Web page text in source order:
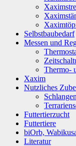
Selbstbaubedarf
Messen und
Thermo-
Xaxim
Nutzliches
Futtertierzucht
Futtertiere
biOrb,
Literatur